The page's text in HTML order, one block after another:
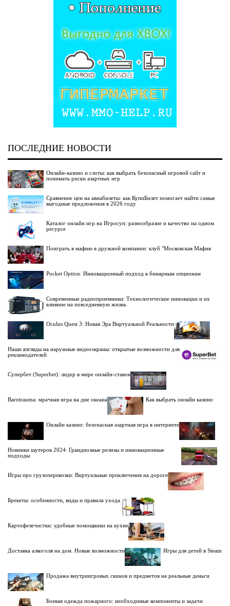
ПОСЛЕДНИЕ НОВОСТИ
Онлайн-казино и слоты: как выбрать безопасный игровой сайт и
понимать риски азартных игр
Сравнение цен на авиабилеты: как КупиБилет помогает найти самые
выгодные предложения в 2026 году
Каталог онлайн игр на Игросуп: разнообразие и качество на одном
ресурсе
Поиграть в мафию в дружной компании: клуб "Московская Мафия
Pocket Option: Инновационный подход к бинарным опционам
Современные радиоприемники: Технологические инновации и их
влияние на повседневную жизнь
Oculus Quest 3: Новая Эра Виртуальной Реальности
Наши взгляды на наружные видеоэкраны: открытые возможности для
рекламодателей
Супербет (Superbet): лидер в мире онлайн-ставок
Barotrauma: мрачная игра на дне океана Как выбрать онлайн казино
Онлайн казино: безопасная азартная игра в интернете
Новинки шутеров 2024: Грандиозные релизы и инновационные
подходы
Игры про грузоперевозки: Виртуальные приключения на дороге
Брекеты: особенности, виды и правила ухода
Картофелечистки: удобные помощники на кухне
Доставка алкоголя на дом. Новые возможности Игры для детей в Steam
Продажа внутриигровых скинов и предметов на реальные деньги
Боевая одежда пожарного: необходимые компоненты и задачи